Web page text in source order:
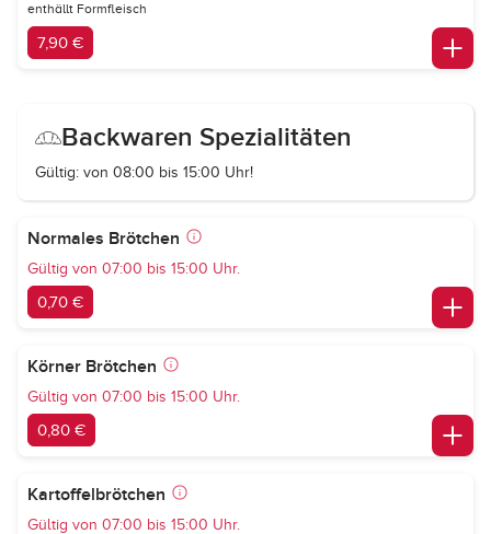
enthällt Formfleisch
7,90 €
Backwaren Spezialitäten
Gültig: von 08:00 bis 15:00 Uhr!
Normales Brötchen
Gültig von 07:00 bis 15:00 Uhr.
0,70 €
Körner Brötchen
Gültig von 07:00 bis 15:00 Uhr.
0,80 €
Kartoffelbrötchen
Gültig von 07:00 bis 15:00 Uhr.